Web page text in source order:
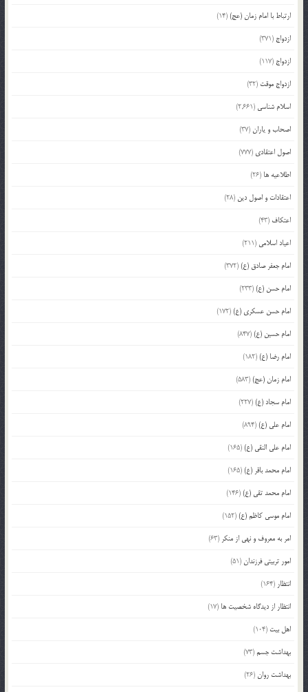
ارتباط با امام زمان (عج)(14)
ازدواج (371)
ازدواج (117)
ازدواج موقت (32)
اسلام شناسی (2,661)
اصحاب و یاران(37)
اصول اعتقادی (777)
اطلاعیه ها (26)
اعتقادات و اصول دین (28)
اعتکاف (43)
اعیاد اسلامی (211)
امام جعفر صادق (ع)(372)
امام حسن (ع)(233)
امام حسن عسکری (ع)(172)
امام حسین (ع)(847)
امام رضا (ع)(182)
امام زمان (عج)(583)
امام سجاد (ع)(227)
امام علی (ع)(894)
امام علی النقی (ع)(165)
امام محمد باقر (ع)(165)
امام محمد تقی (ع)(146)
امام موسی کاظم (ع)(152)
امر به معروف و نهی از منکر (63)
امور تربیتی فرزندان(51)
انتظار (164)
انتظار از دیدگاه شخصیت ها (17)
اهل بیت (104)
بهداشت جسم(73)
بهداشت روان(26)